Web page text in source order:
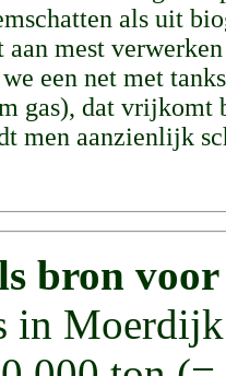
als uit
mest
een net met
gas), dat vrijkomt
men aanzienlijk
bron
in